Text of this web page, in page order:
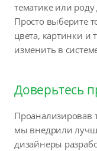
тематике или
Просто выберите
цвета, картинки и
изменить в
Доверьтесь
Проанализировав
мы внедрили
дизайнеры